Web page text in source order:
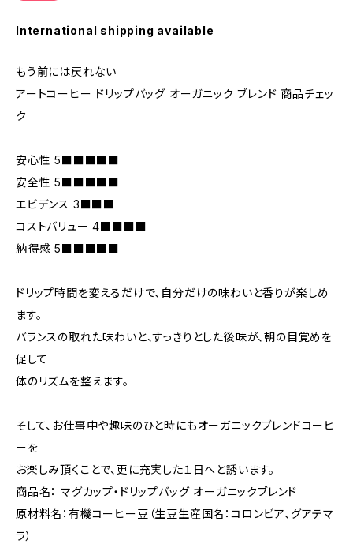
International shipping available
もう前には戻れない
アートコーヒー ドリップバッグ オーガニック ブレンド 商品チェッ
ク
安心性 5■■■■■
安全性 5■■■■■
エビデンス 3■■■
コストバリュー 4■■■■
納得感 5■■■■■
ドリップ時間を変えるだけで、自分だけの味わいと香りが楽しめ
ます。
バランスの取れた味わいと、すっきりとした後味が、朝の目覚めを
促して
体のリズムを整えます。
そして、お仕事中や趣味のひと時にもオーガニックブレンドコーヒ
ーを
お楽しみ頂くことで、更に充実した１日へと誘います。
商品名： マグカップ・ドリップバッグ オーガニックブレンド
原材料名：有機コーヒー豆（生豆生産国名：コロンビア、グアテマ
ラ）